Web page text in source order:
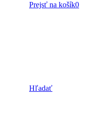
Prejsť na košík0
Hľadať